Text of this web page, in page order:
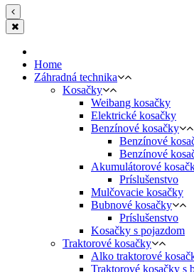
Home
Záhradná technika
Kosačky
Weibang kosačky
Elektrické kosačky
Benzínové kosačky
Benzínové
Benzínové
Akumulátorové
Príslušenstvo
Mulčovacie kosačky
Bubnové kosačky
Príslušenstvo
Kosačky s pojazdom
Traktorové kosačky
Alko traktorové
Traktorové kosačky s